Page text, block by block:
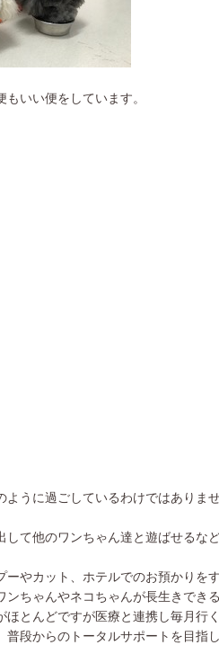
いい便をしています。
うに過ごしているわけではありま
して他のワンちゃん達と遊ばせるな
ーやカット、ホテルでのお預かりを
ンちゃんやネコちゃんが長生きで
ほとんどですが医療と連携し毎月行
普段からのトータルサポートを目指